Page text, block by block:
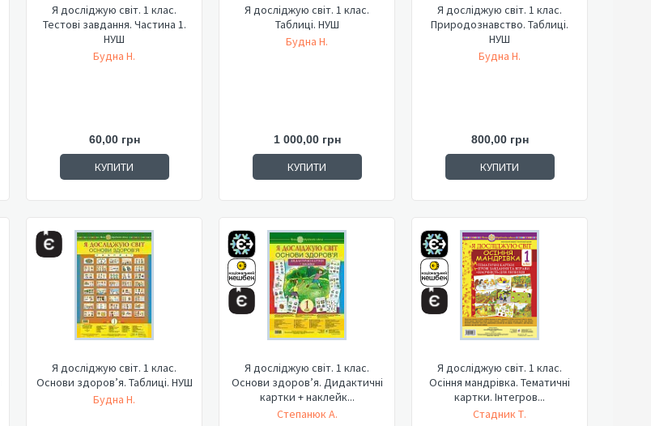
Я досліджую світ. 1 клас.
Тестові завдання. Частина 1.
НУШ
Будна Н.
60,00 грн
КУПИТИ
Я досліджую світ. 1 клас.
Таблиці. НУШ
Будна Н.
1 000,00 грн
КУПИТИ
Я досліджую світ. 1 клас.
Природознавство. Таблиці.
НУШ
Будна Н.
800,00 грн
КУПИТИ
Я досліджую світ. 1 клас.
Основи здоров’я. Таблиці. НУШ
Будна Н.
Я досліджую світ. 1 клас.
Основи здоров’я. Дидактичні
картки + наклейк...
Степанюк А.
Я досліджую світ. 1 клас.
Осіння мандрівка. Тематичні
картки. Інтегров...
Стадник Т.